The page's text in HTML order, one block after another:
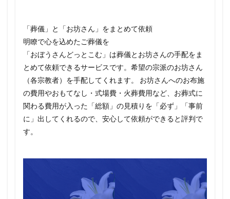
「葬儀」と「お坊さん」をまとめて依頼
明瞭で心を込めたご葬儀を
「おぼうさんどっとこむ」は葬儀とお坊さんの手配をま
とめて依頼できるサービスです。希望の宗派のお坊さん
（各宗教者）を手配してくれます。 お坊さんへのお布施
の費用やおもてなし・式場費・火葬費用など、お葬式に
関わる費用が入った「総額」の見積りを「必ず」「事前
に」出してくれるので、安心して依頼ができると評判で
す。